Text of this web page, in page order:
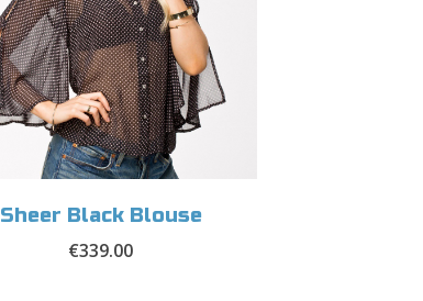
Sheer Black Blouse
€339.00